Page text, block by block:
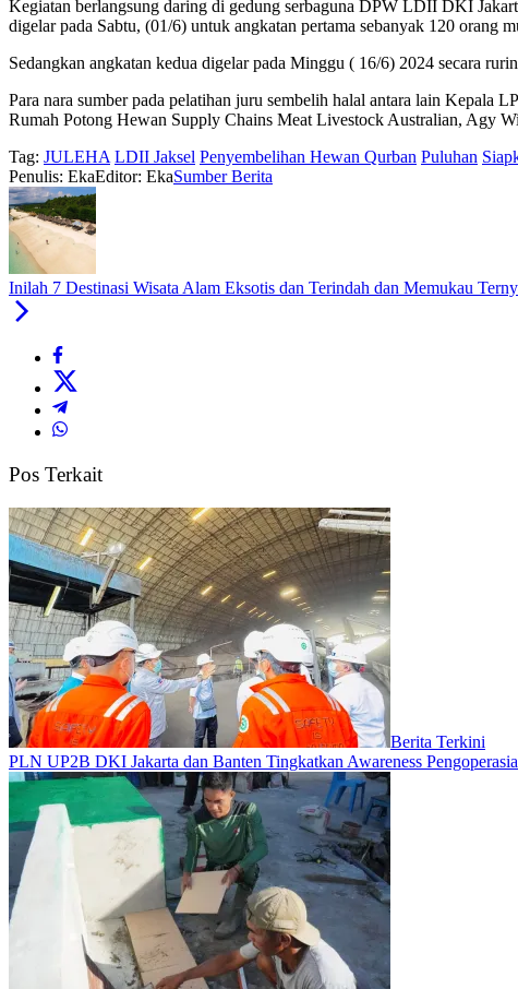
Kegiatan berlangsung daring di gedung serbaguna DPW LDII DKI
digelar pada Sabtu, (01/6) untuk angkatan pertama sebanyak 120
Sedangkan angkatan kedua digelar pada Minggu ( 16/6) 2024 secara
Para nara sumber pada pelatihan juru sembelih halal antara lain
Rumah Potong Hewan Supply Chains Meat Livestock Australian, Agy
Tag: JULEHA LDII Jaksel Penyembelihan Hewan Qurban Puluhan
Penulis: EkaEditor: EkaSumber Berita
Inilah 7 Destinasi Wisata Alam Eksotis dan Terindah dan Memukau
Pos Terkait
Berita Terkini
PLN UP2B DKI Jakarta dan Banten Tingkatkan Awareness